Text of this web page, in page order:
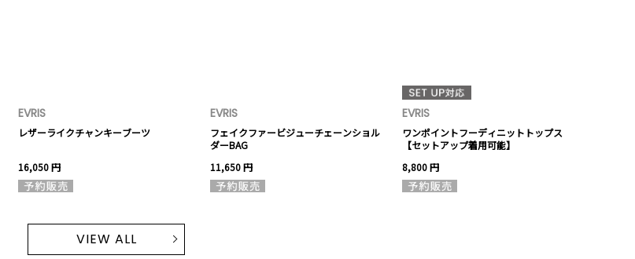
EVRIS
レザーライクチャンキーブーツ
16,050 円
EVRIS
フェイクファービジューチェーンショル
ダーBAG
11,650 円
EVRIS
ワンポイントフーディニットトップス
【セットアップ着用可能】
8,800 円
VIEW ALL